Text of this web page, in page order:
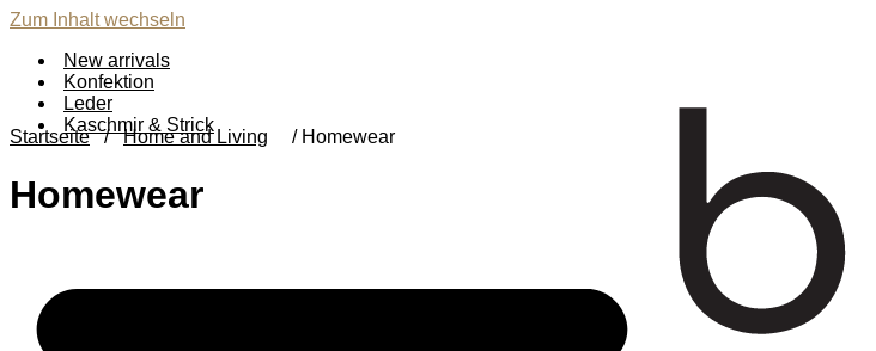
Zum Inhalt wechseln
New arrivals
Konfektion
Leder
Kaschmir & Strick
Startseite / Home and Living / Homewear
Homewear